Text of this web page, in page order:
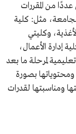
من المقررات
مثل: كلية
وكليتي
إدارة الأعمال،
لمرحلة ما بعد
بصورة
ومناسبتها لقدرات